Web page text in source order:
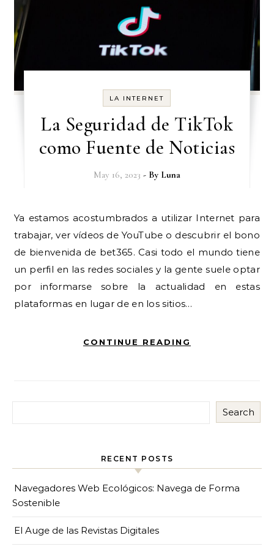
LA INTERNET
La Seguridad de TikTok
como Fuente de Noticias
May 16, 2023 - By Luna
Ya estamos acostumbrados a utilizar Internet para
trabajar, ver vídeos de YouTube o descubrir el bono
de bienvenida de bet365. Casi todo el mundo tiene
un perfil en las redes sociales y la gente suele optar
por informarse sobre la actualidad en estas
plataformas en lugar de en los sitios…
CONTINUE READING
Search
RECENT POSTS
Navegadores Web Ecológicos: Navega de Forma
Sostenible
El Auge de las Revistas Digitales